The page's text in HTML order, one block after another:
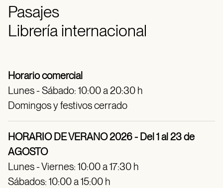
Pasajes
Librería internacional
Horario comercial
Lunes - Sábado: 10:00 a 20:30 h
Domingos y festivos cerrado
HORARIO DE VERANO 2026 - Del 1 al 23 de
AGOSTO
Lunes - Viernes: 10:00 a 17:30 h
Sábados: 10:00 a 15:00 h